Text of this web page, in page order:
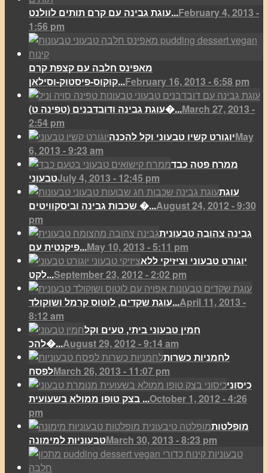
עוגת גבינה עם קרם תותים לוולנט...February 4, 2013 -
1:56 pm
מאפינס חלבה עם קצפת קרם
קוקוס-פיסטוק-וסילאן...February 16, 2013 - 6:58 pm
(עוגת גבינה ודובדבנים (טפינה ט�...March 27, 2013 -
2:54 pm
יוגורט קשיו טבעוני וקל להכנהMay
6, 2013 - 9:23 am
ממרח פטה כבד
טבעוניJuly 4, 2013 - 12:45 pm
עוגת
שכבות גבינה וביסקוויטים �...August 24, 2012 - 9:30
pm
גבינה צהובה טבעונית
פיקנטית עם...May 10, 2013 - 5:11 pm
יוגורט טבעוני וציזיקי ללא
לקט...September 23, 2012 - 2:02 pm
עוגת שקדים, לוטוס קרמל ושוקולד...April 11, 2013 -
8:12 am
חמין טבעוני ביתי, טעים וקל
להכ�...August 29, 2012 - 9:14 am
לחמניות כשרות
לפסחMarch 26, 2013 - 11:07 pm
כיסוני
בצק טופו ממולא בשעועית ...October 1, 2012 - 4:26
pm
מופלטות
טבעוניות למימונהMarch 30, 2013 - 8:23 pm